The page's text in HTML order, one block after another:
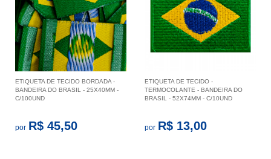
ETIQUETA DE TECIDO BORDADA -
BANDEIRA DO BRASIL - 25X40MM -
C/100UND
por R$ 45,50
ETIQUETA DE TECIDO -
TERMOCOLANTE - BANDEIRA DO
BRASIL - 52X74MM - C/10UND
por R$ 13,00